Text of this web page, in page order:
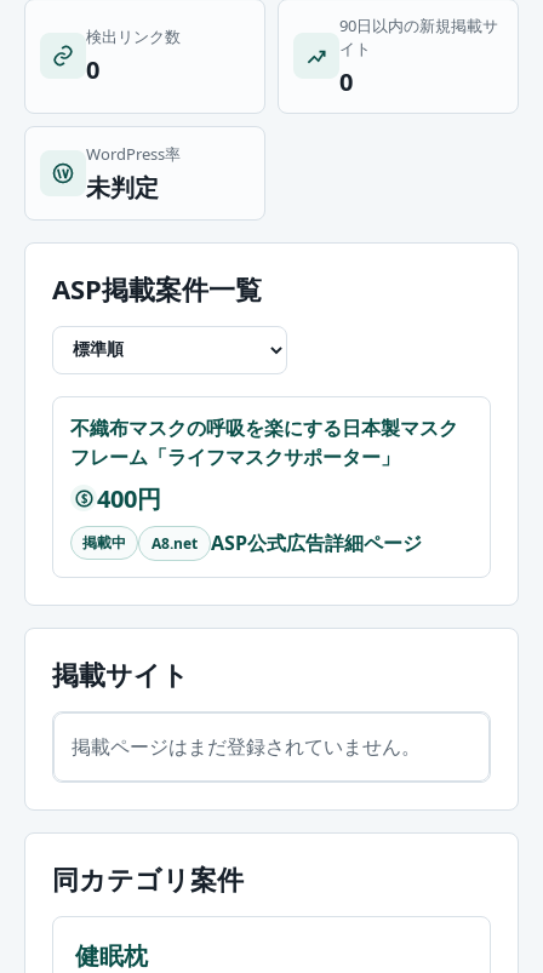
検出リンク数
0
90日以内の新規掲載サ
イト
0
WordPress率
未判定
ASP掲載案件一覧
不織布マスクの呼吸を楽にする日本製マスク
フレーム「ライフマスクサポーター」
$ 400円
掲載中 A8.net ASP公式広告詳細ページ
掲載サイト
掲載ページはまだ登録されていません。
同カテゴリ案件
健眠枕